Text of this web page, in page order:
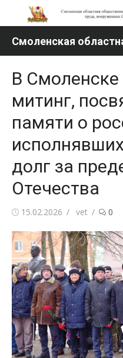
Перейти
содержимому
В
митинг,
памяти о
долг за
Отечества
Опубликовано
15.02.2026 Автор
vet 0